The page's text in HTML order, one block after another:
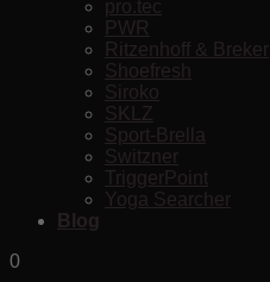
pro.tec
PWR
Ritzenhoff & Breker
Shoefresh
Siroko
SKLZ
Sport-Brella
Switzner
TriggerPoint
Yoga Searcher
Blog
0